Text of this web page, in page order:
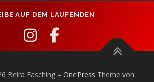
AUF DEM LAUFENDEN
Beira Fasching – OnePress Theme von